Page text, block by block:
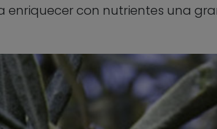
enriquecer con nutrientes una